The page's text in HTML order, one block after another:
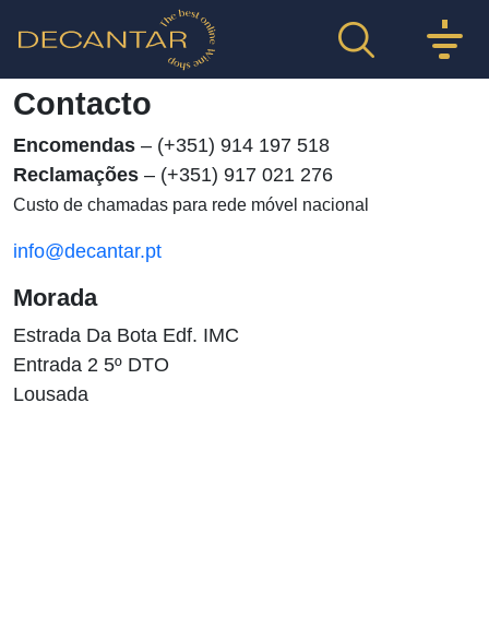
Contacto
Encomendas – (+351) 914 197 518
Reclamações – (+351) 917 021 276
Custo de chamadas para rede móvel nacional
info@decantar.pt
Morada
Estrada Da Bota Edf. IMC
Entrada 2 5º DTO
Lousada